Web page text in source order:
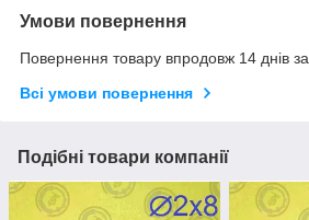
Умови повернення
Повернення товару впродовж 14 днів
Всі умови повернення
Подібні товари компанії